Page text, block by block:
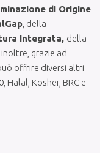
di Origine
, della
Integrata, della
inoltre, grazie ad
offrire diversi altri
Halal, Kosher, BRC e